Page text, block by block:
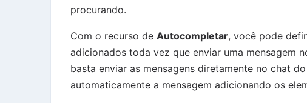
procurando.
Com o recurso de Autocompletar, você pode
adicionados toda vez que enviar uma mensagem
basta enviar as mensagens diretamente no chat
automaticamente a mensagem adicionando os